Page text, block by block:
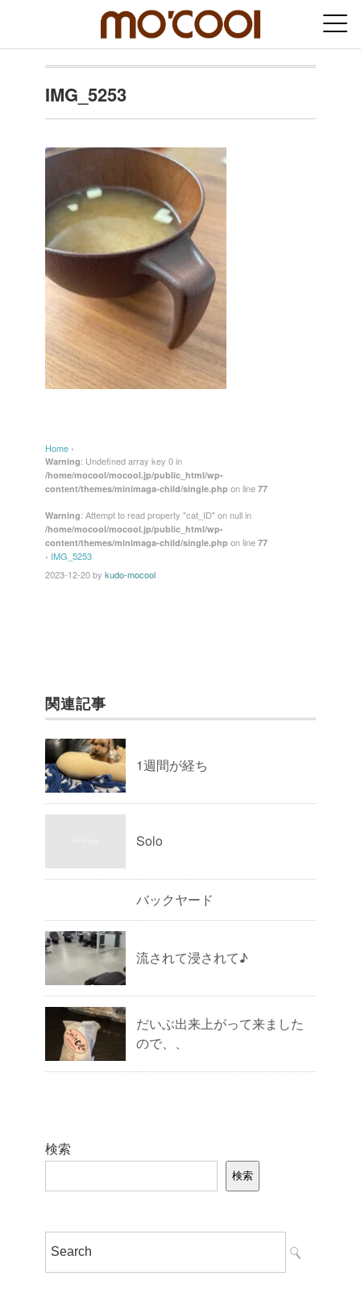
IMG_5253
Home ›
Warning: Undefined array key 0 in
/home/mocool/mocool.jp/public_html/wp-
content/themes/minimaga-child/single.php on line 77
Warning: Attempt to read property "cat_ID" on null in
/home/mocool/mocool.jp/public_html/wp-
content/themes/minimaga-child/single.php on line 77
› IMG_5253
2023-12-20by kudo-mocool
関連記事
1週間が経ち
Solo
バックヤード
流されて浸されて♪
だいぶ出来上がって来ました
ので、、
検索
検索